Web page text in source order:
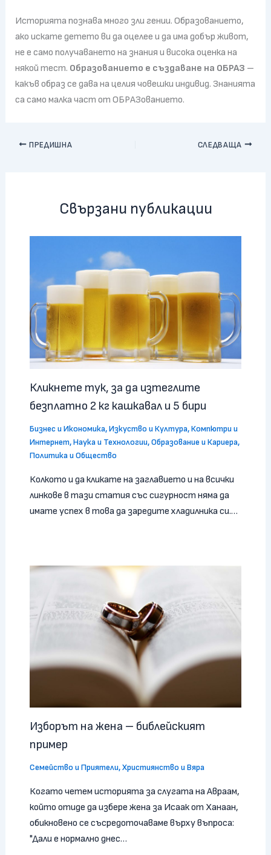
Историята познава много зли гении. Образованието,
ако искате детето ви да оцелее и да има добър живот,
не е само получаването на знания и висока оценка на
някой тест. Образованието е създаване на ОБРАЗ –
какъв образ се дава на целия човешки индивид. Знанията
са само малка част от ОБРАЗованието.
ПРЕДИШНА СЛЕДВАЩА
Свързани публикации
Кликнете тук, за да изтеглите
безплатно 2 кг кашкавал и 5 бири
Бизнес и Икономика,Изкуство и Култура,Компютри и
Интернет,Наука и Технологии,Образование и Кариера,
Политика и Общество
Колкото и да кликате на заглавието и на всички
линкове в тази статия със сигурност няма да
имате успех в това да заредите хладилника си.…
Изборът на жена – библейският
пример
Семейство и Приятели,Християнство и Вяра
Когато четем историята за слугата на Авраам,
който отиде да избере жена за Исаак от Ханаан,
обикновено се съсредоточаваме върху въпроса:
"Дали е нормално днес…